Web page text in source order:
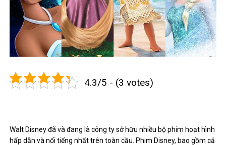
4.3/5 - (3 votes)
Walt Disney đã và đang là công ty sở hữu nhiều bộ phim hoạt hình
hấp dẫn và nổi tiếng nhất trên toàn cầu. Phim Disney, bao gồm cả